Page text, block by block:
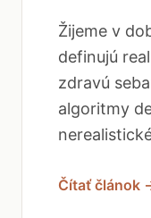
Žijeme v
definujú
zdravú
algoritmy
Čítať článok